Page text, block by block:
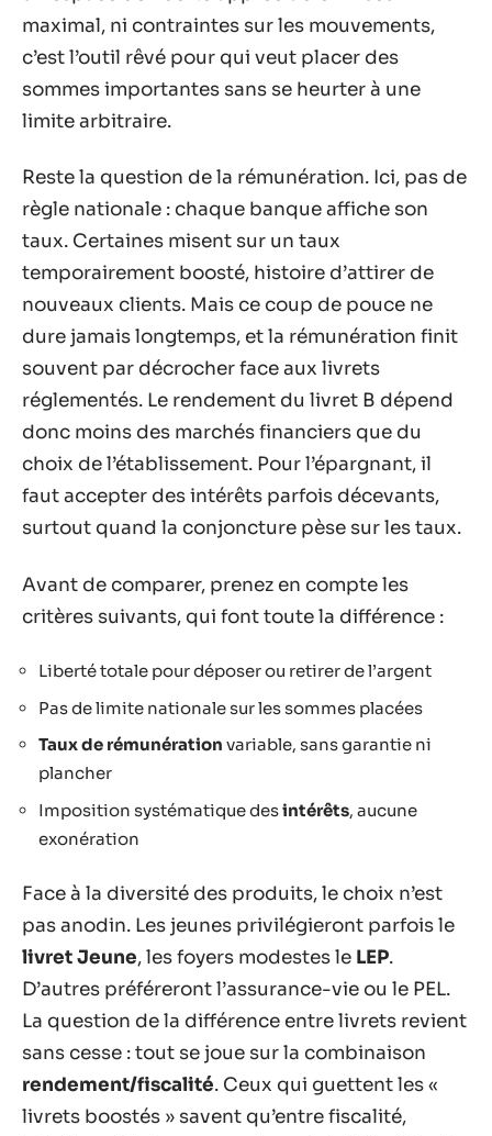
maximal, ni contraintes sur les mouvements,
c’est l’outil rêvé pour qui veut placer des
sommes importantes sans se heurter à une
limite arbitraire.
Reste la question de la rémunération. Ici, pas de
règle nationale : chaque banque affiche son
taux. Certaines misent sur un taux
temporairement boosté, histoire d’attirer de
nouveaux clients. Mais ce coup de pouce ne
dure jamais longtemps, et la rémunération finit
souvent par décrocher face aux livrets
réglementés. Le rendement du livret B dépend
donc moins des marchés financiers que du
choix de l’établissement. Pour l’épargnant, il
faut accepter des intérêts parfois décevants,
surtout quand la conjoncture pèse sur les taux.
Avant de comparer, prenez en compte les
critères suivants, qui font toute la différence :
Liberté totale pour déposer ou retirer de l’argent
Pas de limite nationale sur les sommes placées
Taux de rémunération variable, sans garantie ni
plancher
Imposition systématique desintérêts, aucune
exonération
Face à la diversité des produits, le choix n’est
pas anodin. Les jeunes privilégieront parfois le
livret Jeune, les foyers modestes le LEP.
D’autres préféreront l’assurance-vie ou le PEL.
La question de la différence entre livrets revient
sans cesse : tout se joue sur la combinaison
rendement/fiscalité. Ceux qui guettent les «
livrets boostés » savent qu’entre fiscalité,